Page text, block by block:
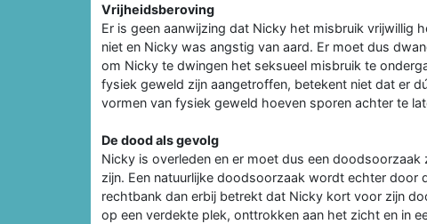
Vrijheidsberoving
Er is geen aanwijzing dat Nicky het misbruik vrijwillig
niet en Nicky was angstig van aard. Er moet dus
om Nicky te dwingen het seksueel misbruik te
fysiek geweld zijn aangetroffen, betekent niet dat er
vormen van fysiek geweld hoeven sporen achter te
De dood als gevolg
Nicky is overleden en er moet dus een
zijn. Een natuurlijke doodsoorzaak wordt echter door
rechtbank dan erbij betrekt dat Nicky kort voor zijn
op een verdekte plek, onttrokken aan het zicht en in